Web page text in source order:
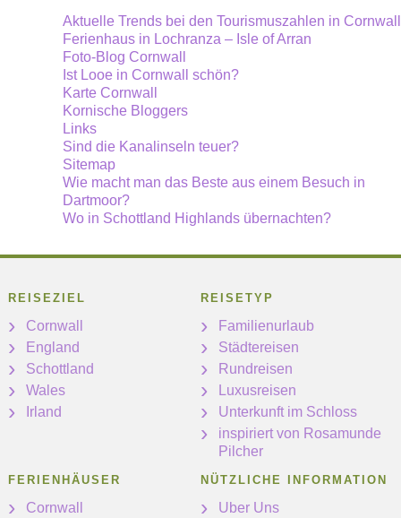
Aktuelle Trends bei den Tourismuszahlen in Cornwall
Ferienhaus in Lochranza – Isle of Arran
Foto-Blog Cornwall
Ist Looe in Cornwall schön?
Karte Cornwall
Kornische Bloggers
Links
Sind die Kanalinseln teuer?
Sitemap
Wie macht man das Beste aus einem Besuch in
Dartmoor?
Wo in Schottland Highlands übernachten?
REISEZIEL
Cornwall
England
Schottland
Wales
Irland
REISETYP
Familienurlaub
Städtereisen
Rundreisen
Luxusreisen
Unterkunft im Schloss
inspiriert von Rosamunde
Pilcher
FERIENHÄUSER
Cornwall
NÜTZLICHE INFORMATION
Uber Uns